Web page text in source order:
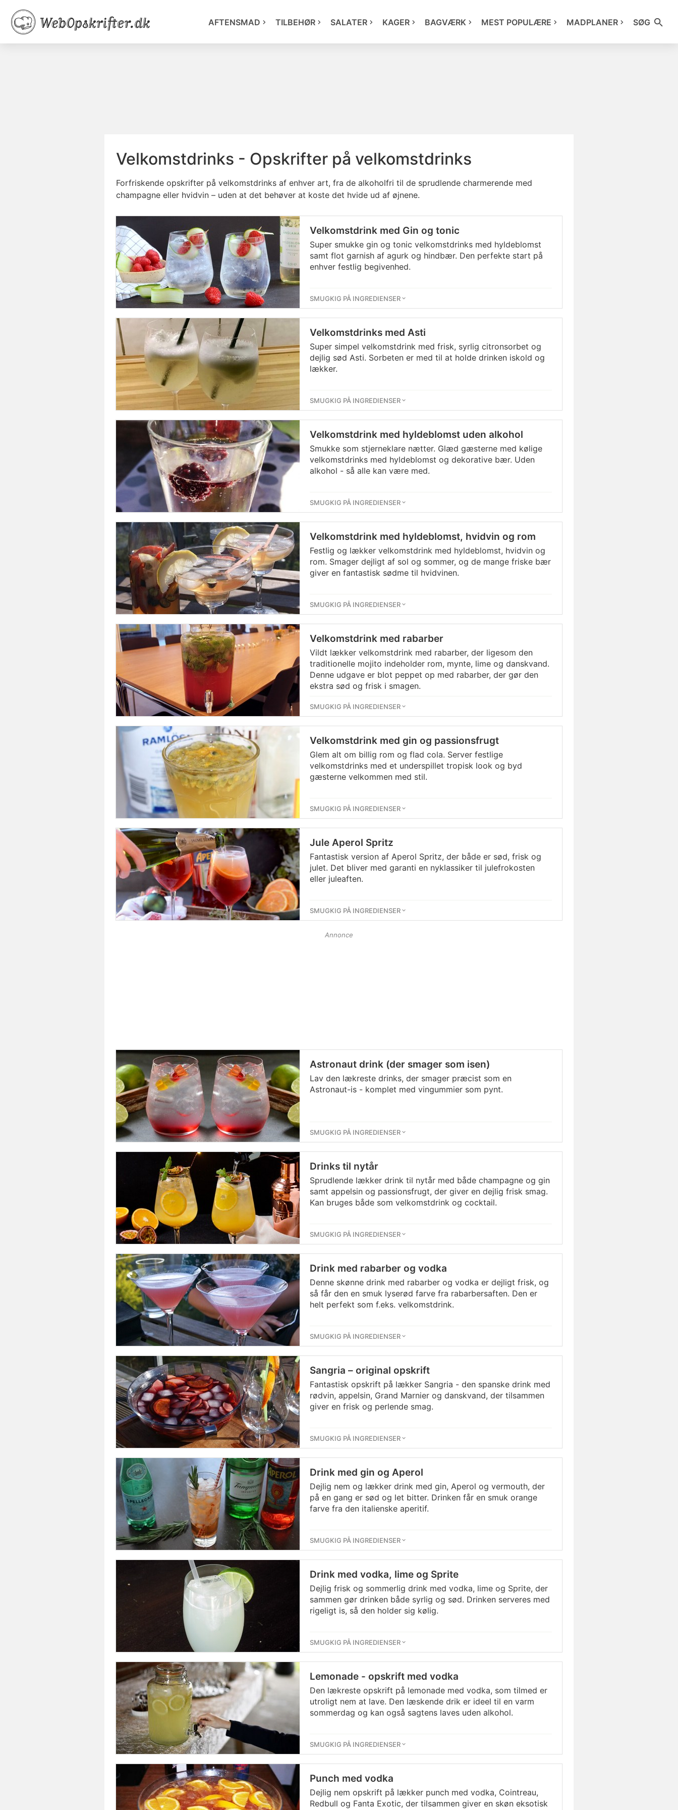
AFTENSMAD TILBEHØR SALATER KAGER BAGVÆRK MEST POPULÆRE MADPLANER SØG
Velkomstdrinks - Opskrifter på velkomstdrinks
Forfriskende opskrifter på velkomstdrinks af enhver art, fra de alkoholfri til de sprudlende charmerende med
champagne eller hvidvin – uden at det behøver at koste det hvide ud af øjnene.
Velkomstdrink med Gin og tonic
Super smukke gin og tonic velkomstdrinks med hyldeblomst
samt flot garnish af agurk og hindbær. Den perfekte start på
enhver festlig begivenhed.
SMUGKIG PÅ INGREDIENSER
Velkomstdrinks med Asti
Super simpel velkomstdrink med frisk, syrlig citronsorbet og
dejlig sød Asti. Sorbeten er med til at holde drinken iskold og
lækker.
SMUGKIG PÅ INGREDIENSER
Velkomstdrink med hyldeblomst uden alkohol
Smukke som stjerneklare nætter. Glæd gæsterne med kølige
velkomstdrinks med hyldeblomst og dekorative bær. Uden
alkohol - så alle kan være med.
SMUGKIG PÅ INGREDIENSER
Velkomstdrink med hyldeblomst, hvidvin og rom
Festlig og lækker velkomstdrink med hyldeblomst, hvidvin og
rom. Smager dejligt af sol og sommer, og de mange friske bær
giver en fantastisk sødme til hvidvinen.
SMUGKIG PÅ INGREDIENSER
Velkomstdrink med rabarber
Vildt lækker velkomstdrink med rabarber, der ligesom den
traditionelle mojito indeholder rom, mynte, lime og danskvand.
Denne udgave er blot peppet op med rabarber, der gør den
ekstra sød og frisk i smagen.
SMUGKIG PÅ INGREDIENSER
Velkomstdrink med gin og passionsfrugt
Glem alt om billig rom og flad cola. Server festlige
velkomstdrinks med et underspillet tropisk look og byd
gæsterne velkommen med stil.
SMUGKIG PÅ INGREDIENSER
Jule Aperol Spritz
Fantastisk version af Aperol Spritz, der både er sød, frisk og
julet. Det bliver med garanti en nyklassiker til julefrokosten
eller juleaften.
SMUGKIG PÅ INGREDIENSER
Annonce
Astronaut drink (der smager som isen)
Lav den lækreste drinks, der smager præcist som en
Astronaut-is - komplet med vingummier som pynt.
SMUGKIG PÅ INGREDIENSER
Drinks til nytår
Sprudlende lækker drink til nytår med både champagne og gin
samt appelsin og passionsfrugt, der giver en dejlig frisk smag.
Kan bruges både som velkomstdrink og cocktail.
SMUGKIG PÅ INGREDIENSER
Drink med rabarber og vodka
Denne skønne drink med rabarber og vodka er dejligt frisk, og
så får den en smuk lyserød farve fra rabarbersaften. Den er
helt perfekt som f.eks. velkomstdrink.
SMUGKIG PÅ INGREDIENSER
Sangria – original opskrift
Fantastisk opskrift på lækker Sangria - den spanske drink med
rødvin, appelsin, Grand Marnier og danskvand, der tilsammen
giver en frisk og perlende smag.
SMUGKIG PÅ INGREDIENSER
Drink med gin og Aperol
Dejlig nem og lækker drink med gin, Aperol og vermouth, der
på en gang er sød og let bitter. Drinken får en smuk orange
farve fra den italienske aperitif.
SMUGKIG PÅ INGREDIENSER
Drink med vodka, lime og Sprite
Dejlig frisk og sommerlig drink med vodka, lime og Sprite, der
sammen gør drinken både syrlig og sød. Drinken serveres med
rigeligt is, så den holder sig kølig.
SMUGKIG PÅ INGREDIENSER
Lemonade - opskrift med vodka
Den lækreste opskrift på lemonade med vodka, som tilmed er
utroligt nem at lave. Den læskende drik er ideel til en varm
sommerdag og kan også sagtens laves uden alkohol.
SMUGKIG PÅ INGREDIENSER
Punch med vodka
Dejlig nem opskrift på lækker punch med vodka, Cointreau,
Redbull og Fanta Exotic, der tilsammen giver en skøn eksotisk